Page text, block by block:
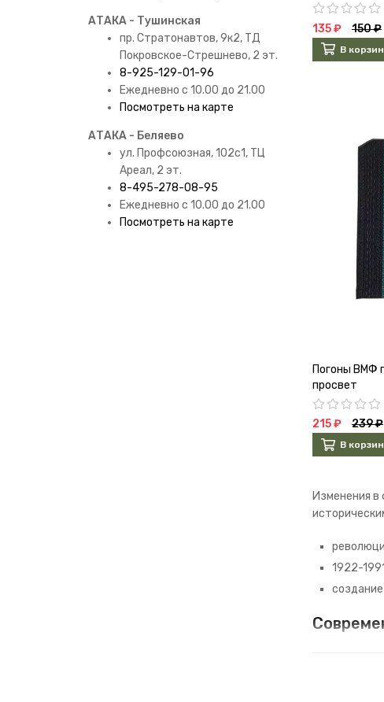
АТАКА - Тушинская
пр. Стратонавтов, 9к2, ТД
Покровское-Стрешнево, 2 эт.
8-925-129-01-96
Ежедневно с 10.00 до 21.00
Посмотреть на карте
АТАКА - Беляево
ул. Профсоюзная, 102с1, ТЦ
Ареал, 2 эт.
8-495-278-08-95
Ежедневно с 10.00 до 21.00
Посмотреть на карте
135 ₽ 150 ₽
В
Погоны ВМФ
просвет
215 ₽ 239 ₽
В
Изменения в
1922-